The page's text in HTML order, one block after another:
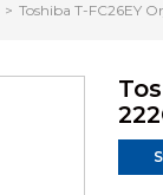
Toshiba T-FC26EY